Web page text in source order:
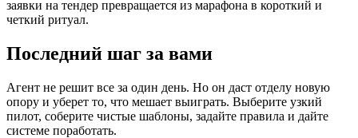
заявки на тендер превращается из марафона в короткий и
четкий ритуал.
Последний шаг за вами
Агент не решит все за один день. Но он даст отделу новую
опору и уберет то, что мешает выиграть. Выберите узкий
пилот, соберите чистые шаблоны, задайте правила и дайте
системе поработать.